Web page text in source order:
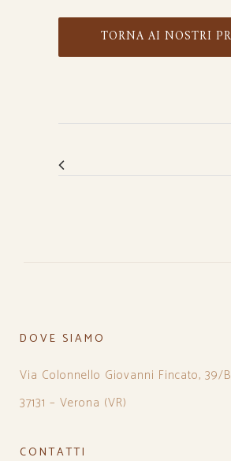
TORNA AI NOSTRI
DOVE SIAMO
Via Colonnello Giovanni Fincato, 39/B
37131 – Verona (VR)
CONTATTI